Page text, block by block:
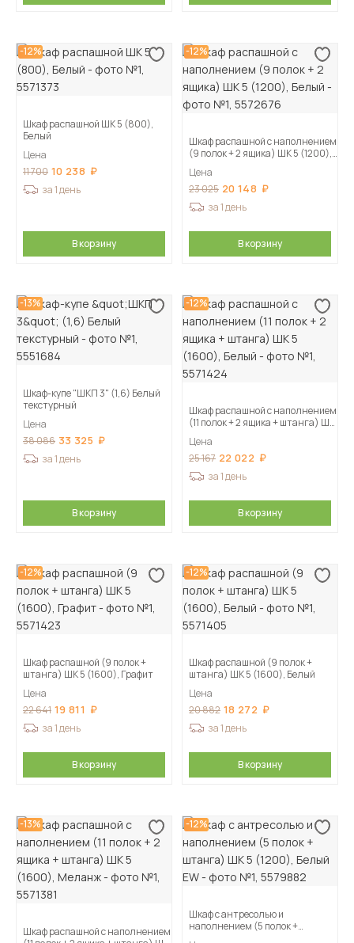
-12%
Шкаф распашной ШК 5 (800),
Белый
Цена
11 700 10 238
за 1 день
В корзину
-12%
Шкаф распашной с наполнением
(9 полок + 2 ящика) ШК 5 (1200),
Цена
23 025 20 148
за 1 день
В корзину
-13%
Шкаф-купе "ШКП 3" (1,6) Белый
текстурный
Цена
38 086 33 325
за 1 день
В корзину
-12%
Шкаф распашной с наполнением
(11 полок + 2 ящика + штанга) ШК
Цена
25 167 22 022
за 1 день
В корзину
-12%
Шкаф распашной (9 полок +
штанга) ШК 5 (1600), Графит
Цена
22 641 19 811
за 1 день
В корзину
-12%
Шкаф распашной (9 полок +
штанга) ШК 5 (1600), Белый
Цена
20 882 18 272
за 1 день
В корзину
-13%
Шкаф распашной с наполнением
-12%
Шкаф с антресолью и
наполнением (5 полок +